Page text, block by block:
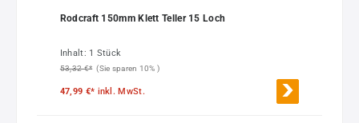
Rodcraft 150mm Klett Teller 15 Loch
Inhalt: 1 Stück
53,32 €* (Sie sparen 10% )
47,99 €* inkl. MwSt.